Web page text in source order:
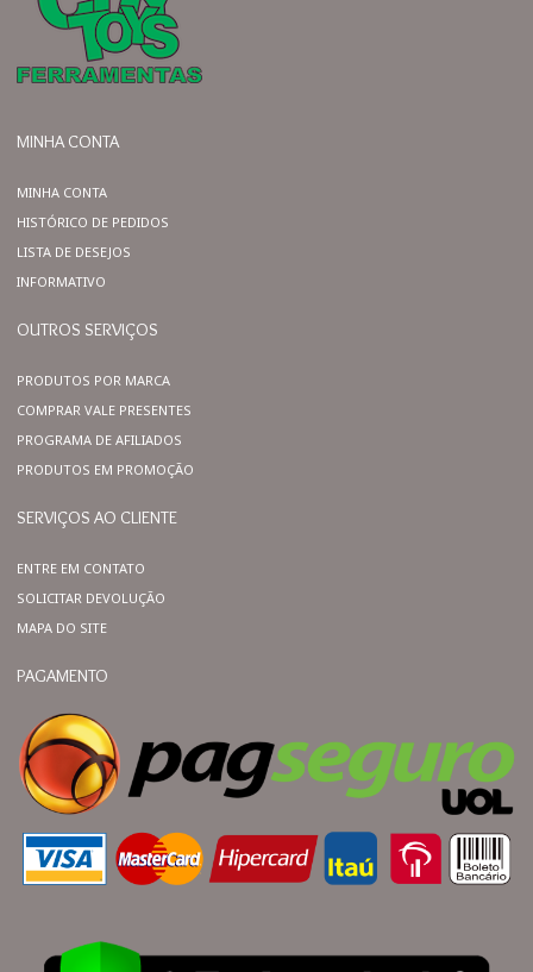
MINHA CONTA
MINHA CONTA
HISTÓRICO DE PEDIDOS
LISTA DE DESEJOS
INFORMATIVO
OUTROS SERVIÇOS
PRODUTOS POR MARCA
COMPRAR VALE PRESENTES
PROGRAMA DE AFILIADOS
PRODUTOS EM PROMOÇÃO
SERVIÇOS AO CLIENTE
ENTRE EM CONTATO
SOLICITAR DEVOLUÇÃO
MAPA DO SITE
PAGAMENTO